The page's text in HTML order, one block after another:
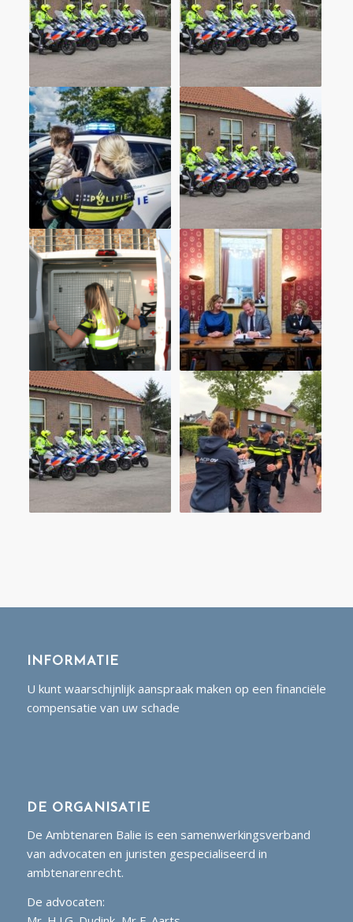
INFORMATIE
U kunt waarschijnlijk aanspraak maken op een financiële
compensatie van uw schade
DE ORGANISATIE
De Ambtenaren Balie is een samenwerkingsverband
van advocaten en juristen gespecialiseerd in
ambtenarenrecht.
De advocaten: